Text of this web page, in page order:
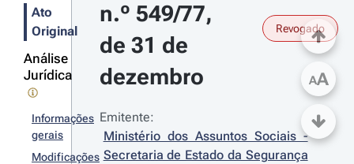
Ato
Original
Análise
Jurídica
Informações
gerais
Modificações
n.º 549/77,
de 31 de
dezembro
Revogado
Emitente:
Ministério dos Assuntos Sociais -
Secretaria de Estado da Segurança
AA